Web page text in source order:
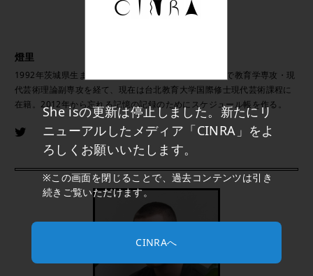
She isの更新は停止しました。新たにリ
ニューアルしたメディア「CINRA」をよ
ろしくお願いいたします。
※この画面を閉じることで、過去コンテンツは引き
続きご覧いただけます。
CINRAへ
燈里
1992年茨城県生まれ。台北在住。千葉とフィンランドで教育学専攻・現
代芸術理論副専攻を経て、現在は台北教育大学国際修士現代芸術課程に
在籍。2012年から忘れる記憶の記録のためにスケジュール帳を作る。